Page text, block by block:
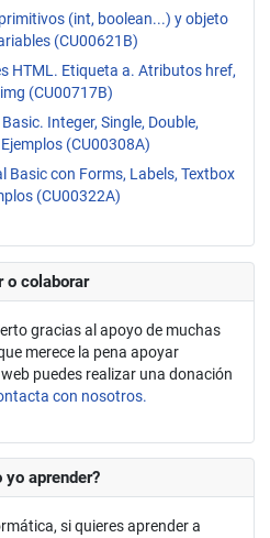
(int, boolean...) y objeto
(CU00621B)
HTML. Etiqueta a. Atributos href,
(CU00717B)
Integer, Single, Double,
(CU00308A)
Basic con Forms, Labels, Textbox
(CU00322A)
o colaborar
gracias al apoyo de muchas
merece la pena apoyar
puedes realizar una donación
con nosotros.
yo aprender?
si quieres aprender a